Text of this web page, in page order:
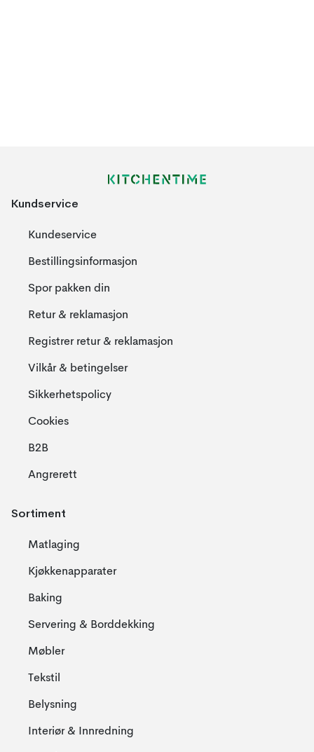
Kundservice
Kundeservice
Bestillingsinformasjon
Spor pakken din
Retur & reklamasjon
Registrer retur & reklamasjon
Vilkår & betingelser
Sikkerhetspolicy
Cookies
B2B
Angrerett
Sortiment
Matlaging
Kjøkkenapparater
Baking
Servering & Borddekking
Møbler
Tekstil
Belysning
Interiør & Innredning